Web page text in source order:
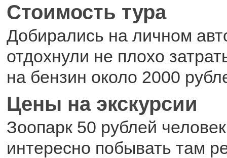
Стоимость тура
Добирались на личном
отдохнули не плохо
на бензин около 2000
Цены на экскурсии
Зоопарк 50 рублей
интересно побывать там